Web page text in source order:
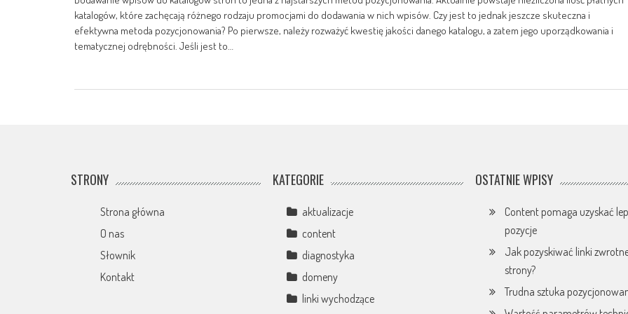
katalogów, które zachęcają różnego rodzaju promocjami do dodawania w nich wpisów. Czy jest to jednak jeszcze skuteczna i
efektywna metoda pozycjonowania? Po pierwsze, należy rozważyć kwestię jakości danego katalogu, a zatem jego uporządkowania i
tematycznej odrębności. Jeśli jest to…
STRONY
Strona główna
O nas
Słownik
Kontakt
KATEGORIE
aktualizacje
content
diagnostyka
domeny
linki wychodzące
OSTATNIE WPISY
Content pomaga uzyskać
pozycje
Jak pozyskiwać linki
strony?
Trudna sztuka